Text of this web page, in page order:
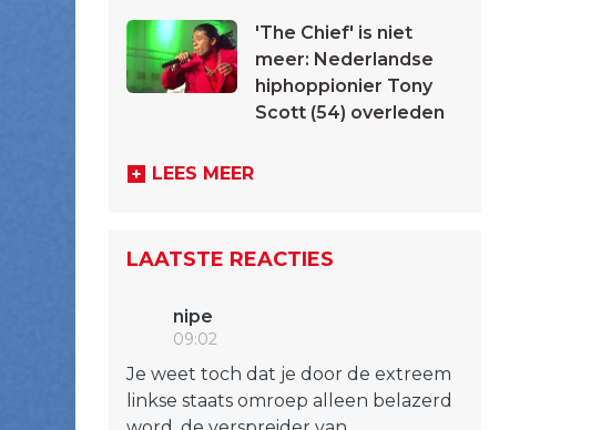
'The Chief' is niet
meer: Nederlandse
hiphoppionier Tony
Scott (54) overleden
LEES MEER
LAATSTE REACTIES
nipe
09:02
Je weet toch dat je door de extreem
linkse staats omroep alleen belazerd